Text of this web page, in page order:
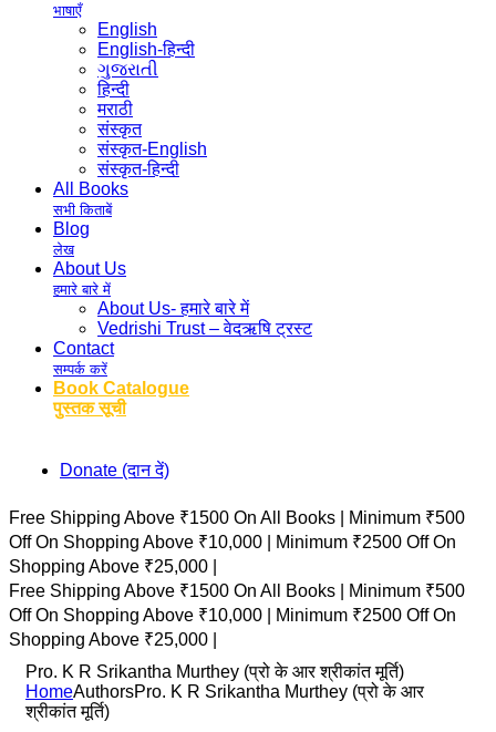
भाषाएँ
English
English-हिन्दी
ગુજરાતી
हिन्दी
मराठी
संस्कृत
संस्कृत-English
संस्कृत-हिन्दी
All Books
सभी किताबें
Blog
लेख
About Us
हमारे बारे में
About Us- हमारे बारे में
Vedrishi Trust – वेदऋषि ट्रस्ट
Contact
सम्पर्क करें
Book Catalogue
पुस्तक सूची
Donate (दान दें)
Free Shipping Above ₹1500 On All Books |
Minimum ₹500
Off On Shopping Above ₹10,000 |
Minimum ₹2500 Off On
Shopping Above ₹25,000 |
Free Shipping Above ₹1500 On All Books |
Minimum ₹500
Off On Shopping Above ₹10,000 |
Minimum ₹2500 Off On
Shopping Above ₹25,000 |
Pro. K R Srikantha Murthey (प्रो के आर श्रीकांत मूर्ति)
HomeAuthorsPro. K R Srikantha Murthey (प्रो के आर
श्रीकांत मूर्ति)